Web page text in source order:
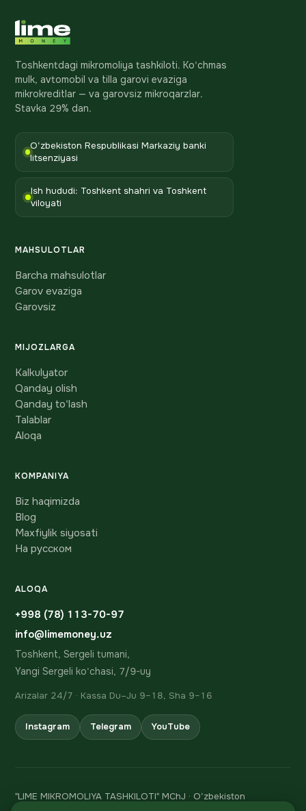
Toshkentdagi mikromoliya tashkiloti. Ko'chmas
mulk, avtomobil va tilla garovi evaziga
mikrokreditlar — va garovsiz mikroqarzlar.
Stavka 29% dan.
O'zbekiston Respublikasi Markaziy banki
litsenziyasi
Ish hududi: Toshkent shahri va Toshkent
viloyati
MAHSULOTLAR
Barcha mahsulotlar
Garov evaziga
Garovsiz
MIJOZLARGA
Kalkulyator
Qanday olish
Qanday to'lash
Talablar
Aloqa
KOMPANIYA
Biz haqimizda
Blog
Maxfiylik siyosati
На русском
ALOQA
+998 (78) 113-70-97
info@limemoney.uz
Toshkent, Sergeli tumani,
Yangi Sergeli ko'chasi, 7/9-uy
Arizalar 24/7 · Kassa Du–Ju 9–18, Sha 9–16
Instagram Telegram YouTube
"LIME MIKROMOLIYA TASHKILOTI" MChJ · O'zbekiston